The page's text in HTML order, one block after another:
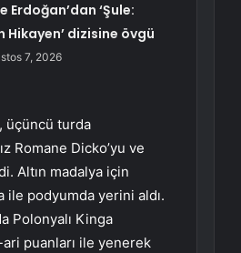
Erdoğan’dan ‘Şule:
Hikayen’ dizisine övgü
7, 2026
üçüncü turda
Romane Dicko’yu ve
Altın madalya için
ile podyumda yerini aldı.
Polonyalı Kinga
ari puanları ile yenerek